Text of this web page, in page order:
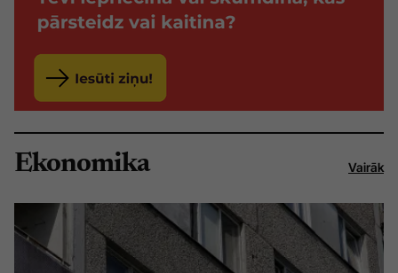
Ekonomika Vairāk